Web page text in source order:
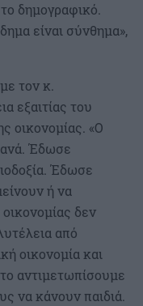
δημογραφικό.
είναι σύνθημα»,
τον κ.
εξαιτίας του
οικονομίας. «Ο
Έδωσε
Έδωσε
ή να
δεν
από
οικονομία και
αντιμετωπίσουμε
να κάνουν παιδιά.